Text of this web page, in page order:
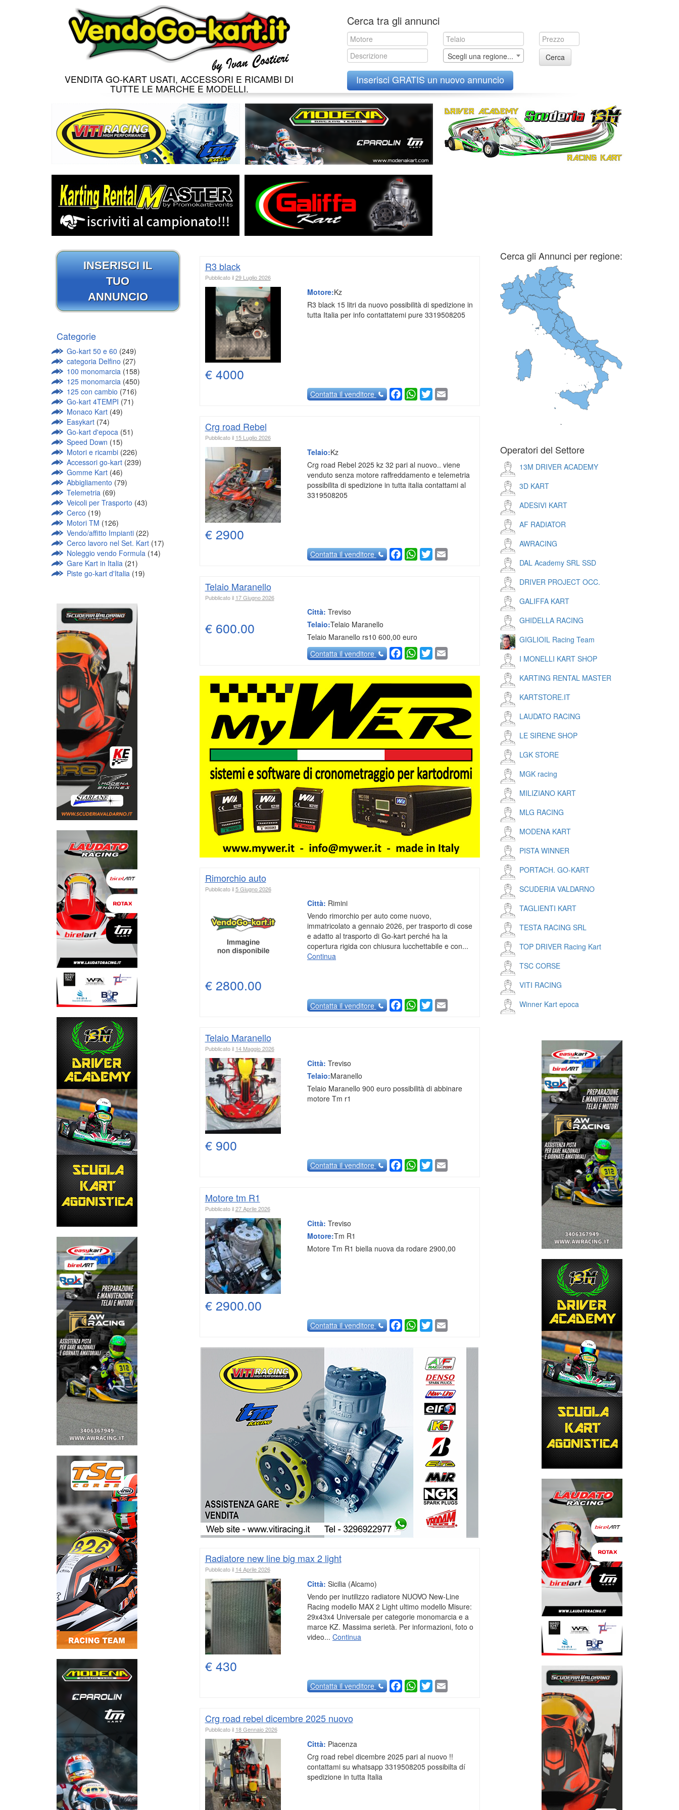
VENDITA GO-KART USATI, ACCESSORI E RICAMBI DI
TUTTE LE MARCHE E MODELLI.
to
content
Cerca tra gli annunci
Scegli una regione... Cerca
Inserisci GRATIS un nuovo annuncio
INSERISCI IL
TUO
ANNUNCIO
Categorie
Go-kart 50 e 60 (249)
categoria Delfino (27)
100 monomarcia (158)
125 monomarcia (450)
125 con cambio (716)
Go-kart 4TEMPI (71)
Monaco Kart (49)
Easykart (74)
Go-kart d'epoca (51)
Speed Down (15)
Motori e ricambi (226)
Accessori go-kart (239)
Gomme Kart (46)
Abbigliamento (79)
Telemetria (69)
Veicoli per Trasporto (43)
Cerco (19)
Motori TM (126)
Vendo/affitto Impianti (22)
Cerco lavoro nel Set. Kart (17)
Noleggio vendo Formula (14)
Gare Kart in Italia (21)
Piste go-kart d'Italia (19)
R3 black
Pubblicato il29 Luglio 2026
€ 4000
Motore:Kz
R3 black 15 litri da nuovo possibilità di spedizione in
tutta Italia per info contattatemi pure 3319508205
Contattail venditore Facebook
WhatsApp
Twitter
Crg road Rebel
Pubblicato il 15 Luglio 2026
€ 2900
Telaio:Kz
Crg road Rebel 2025 kz 32 pari al nuovo.. viene
venduto senza motore raffreddamento e telemetria
possibilita di spedizione in tutta italia contattami al
3319508205
Contattail venditore Facebook
WhatsApp
Twitter
Telaio Maranello
Pubblicato il 17 Giugno 2026
€ 600.00
Città: Treviso
Telaio:Telaio Maranello
Telaio Maranello rs10 600,00 euro
Contattail venditore Facebook
WhatsApp
Twitter
Rimorchio auto
Pubblicato il5 Giugno 2026
€ 2800.00
Città: Rimini
Vendo rimorchio per auto come nuovo,
immatricolato a gennaio 2026, per trasporto di cose
e adatto al trasporto di Go-kart perché ha la
copertura rigida con chiusura lucchettabile e con...
Continua
Contattail venditore Facebook
WhatsApp
Twitter
Telaio Maranello
Pubblicato il 14 Maggio 2026
€ 900
Città: Treviso
Telaio:Maranello
Telaio Maranello 900 euro possibilità di abbinare
motore Tm r1
Contattail venditore Facebook
WhatsApp
Twitter
Motore tm R1
Pubblicato il27 Aprile 2026
€ 2900.00
Città: Treviso
Motore:Tm R1
Motore Tm R1 biella nuova da rodare 2900,00
Contattail venditore Facebook
WhatsApp
Twitter
Radiatore new line big max 2 light
Pubblicato il 14 Aprile 2026
€ 430
Città: Sicilia (Alcamo)
Vendo per inutilizzo radiatore NUOVO New-Line
Racing modello MAX 2 Light ultimo modello Misure:
29x43x4 Universale per categorie monomarcia e a
marce KZ. Massima serietà. Per informazioni, foto o
video...Continua
Contattail venditore Facebook
WhatsApp
Twitter
Crg road rebel dicembre 2025 nuovo
Pubblicato il 18 Gennaio 2026
Città: Piacenza
Crg road rebel dicembre 2025 pari al nuovo !!
contattami su whatsapp 3319508205 possibilta dí
spedizione in tutta Italia
Cerca gli Annunci per regione:
Operatori del Settore
13M DRIVER ACADEMY
3D KART
ADESIVI KART
AF RADIATOR
AWRACING
DAL Academy SRL SSD
DRIVER PROJECT OCC.
GALIFFA KART
GHIDELLA RACING
GIGLIOIL Racing Team
I MONELLI KART SHOP
KARTING RENTAL MASTER
KARTSTORE.IT
LAUDATO RACING
LE SIRENE SHOP
LGK STORE
MGK racing
MILIZIANO KART
MLG RACING
MODENA KART
PISTA WINNER
PORTACH. GO-KART
SCUDERIA VALDARNO
TAGLIENTI KART
TESTA RACING SRL
TOP DRIVER Racing Kart
TSC CORSE
VITI RACING
Winner Kart epoca